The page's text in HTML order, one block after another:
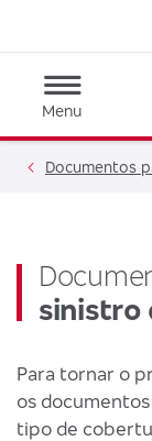
Menu
Documentos
sinistro
Para tornar o
os
tipo de